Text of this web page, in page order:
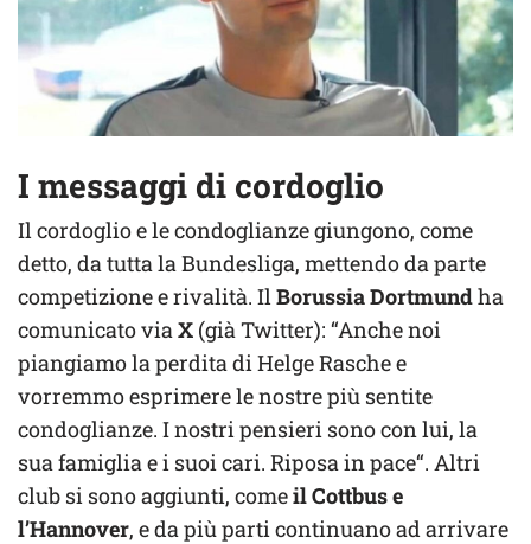
I messaggi di cordoglio
Il cordoglio e le condoglianze giungono, come
detto, da tutta la Bundesliga, mettendo da parte
competizione e rivalità. Il Borussia Dortmundha
comunicato via X (già Twitter): “Anche noi
piangiamo la perdita di Helge Rasche e
vorremmo esprimere le nostre più sentite
condoglianze. I nostri pensieri sono con lui, la
sua famiglia e i suoi cari. Riposa in pace“. Altri
club si sono aggiunti, comeil Cottbus e
l’Hannover, e da più parti continuano ad arrivare